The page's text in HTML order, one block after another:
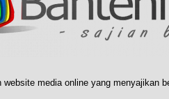
website media online yang menyajikan